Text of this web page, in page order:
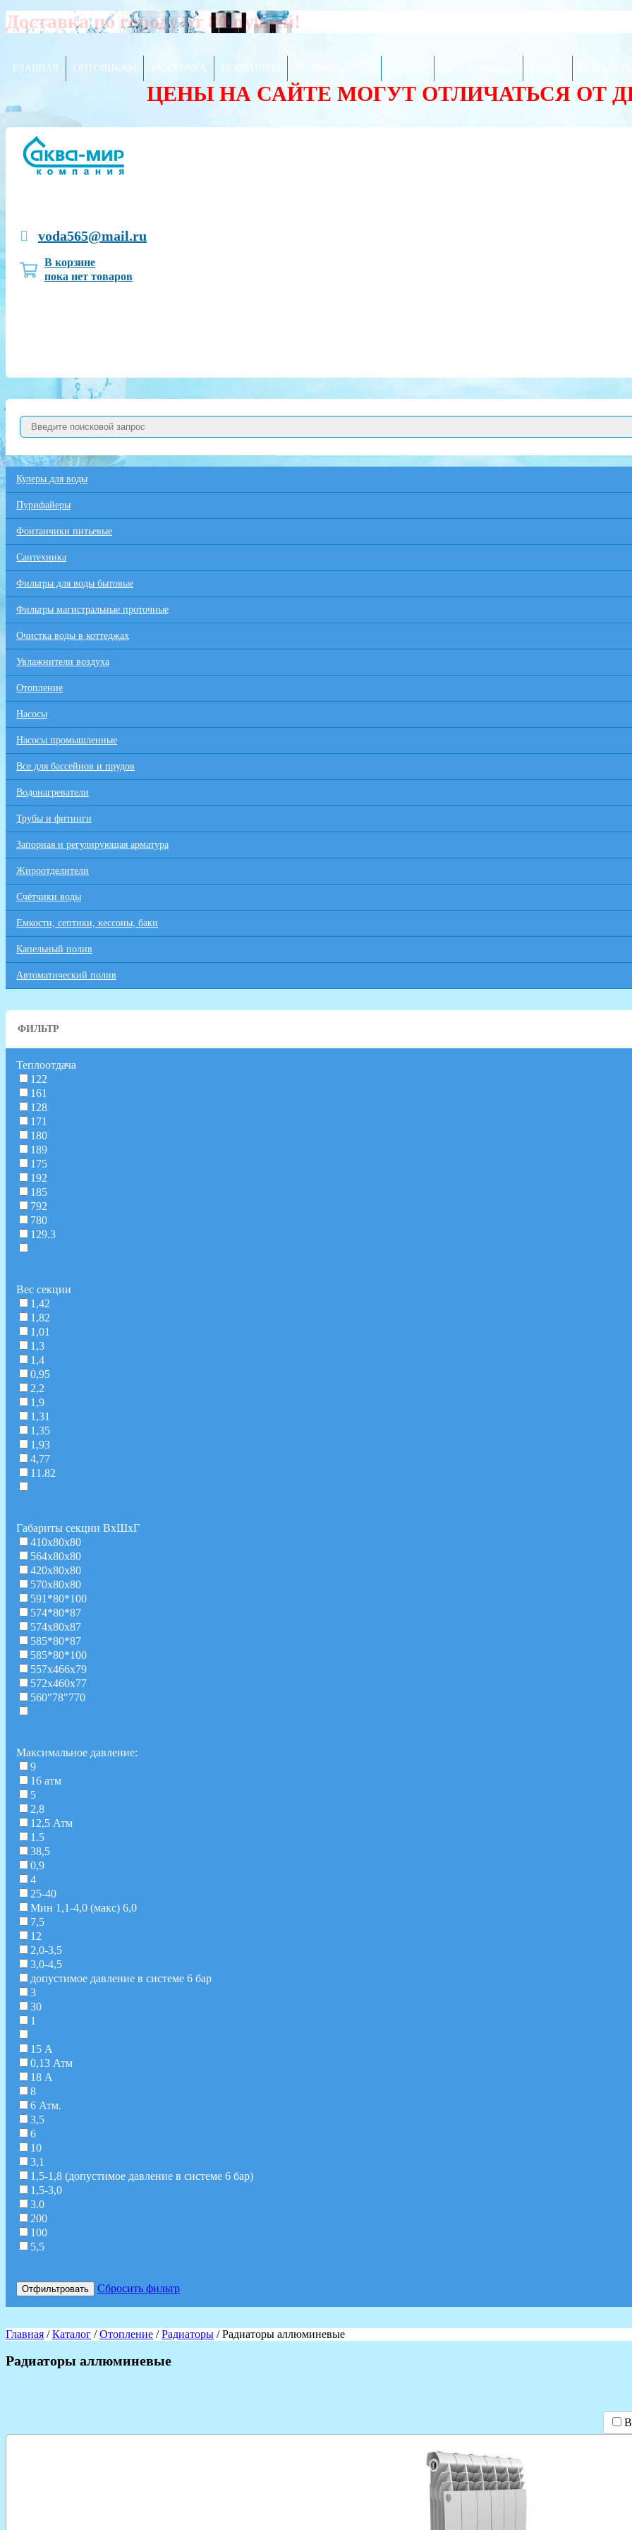
Доставка по городу от 80 рублей!
ГЛАВНАЯ ОПТОВИКАМ РАССРОЧКА РЕКВИЗИТЫ
ЦЕНЫ НА САЙТЕ МОГУТ ОТЛИЧАТЬСЯ ОТ
voda565@mail.ru
В корзине
пока нет товаров
Кулеры для воды
Пурифайеры
Фонтанчики питьевые
Сантехника
Фильтры для воды бытовые
Фильтры магистральные проточные
Очистка воды в коттеджах
Увлажнители воздуха
Отопление
Насосы
Насосы промышленные
Все для бaссейнов и прудов
Водонагреватели
Трубы и фитинги
Запорная и регулирующая арматура
Жироотделители
Счётчики воды
Емкости, септики, кессоны, баки
Капельный полив
Автоматический полив
ФИЛЬТР
Теплоотдача
122
161
128
171
180
189
175
192
185
792
780
129.3
Вес секции
1,42
1,82
1,01
1,3
1,4
0,95
2,2
1,9
1,31
1,35
1,93
4,77
11.82
Габариты секции ВхШхГ
410х80х80
564х80х80
420х80х80
570х80х80
591*80*100
574*80*87
574х80х87
585*80*87
585*80*100
557х466х79
572х460х77
560"78"770
Максимальное давление:
9
16 атм
5
2,8
12,5 Атм
1.5
38,5
0,9
4
25-40
Мин 1,1-4,0 (макс) 6,0
7,5
12
2,0-3,5
3,0-4,5
допустимое давление в системе 6 бар
3
30
1
15 А
0,13 Атм
18 А
8
6 Атм.
3,5
6
10
3,1
1,5-1,8 (допустимое давление в системе 6 бар)
1,5-3,0
3.0
200
100
5,5
Отфильтровать Сбросить фильтр
Главная /Каталог /Отопление /Радиаторы / Радиаторы аллюминевые
Радиаторы аллюминевые